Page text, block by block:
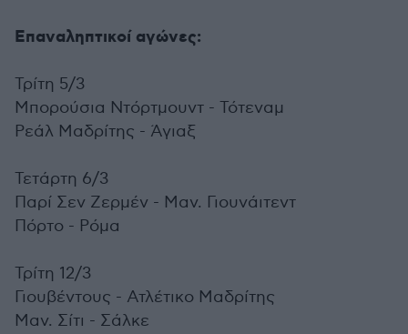
Επαναληπτικοί αγώνες:
Τρίτη 5/3
Μπορούσια Ντόρτμουντ - Τότεναμ
Ρεάλ Μαδρίτης - Άγιαξ
Τετάρτη 6/3
Παρί Σεν Ζερμέν - Μαν. Γιουνάιτεντ
Πόρτο - Ρόμα
Τρίτη 12/3
Γιουβέντους - Ατλέτικο Μαδρίτης
Μαν. Σίτι - Σάλκε